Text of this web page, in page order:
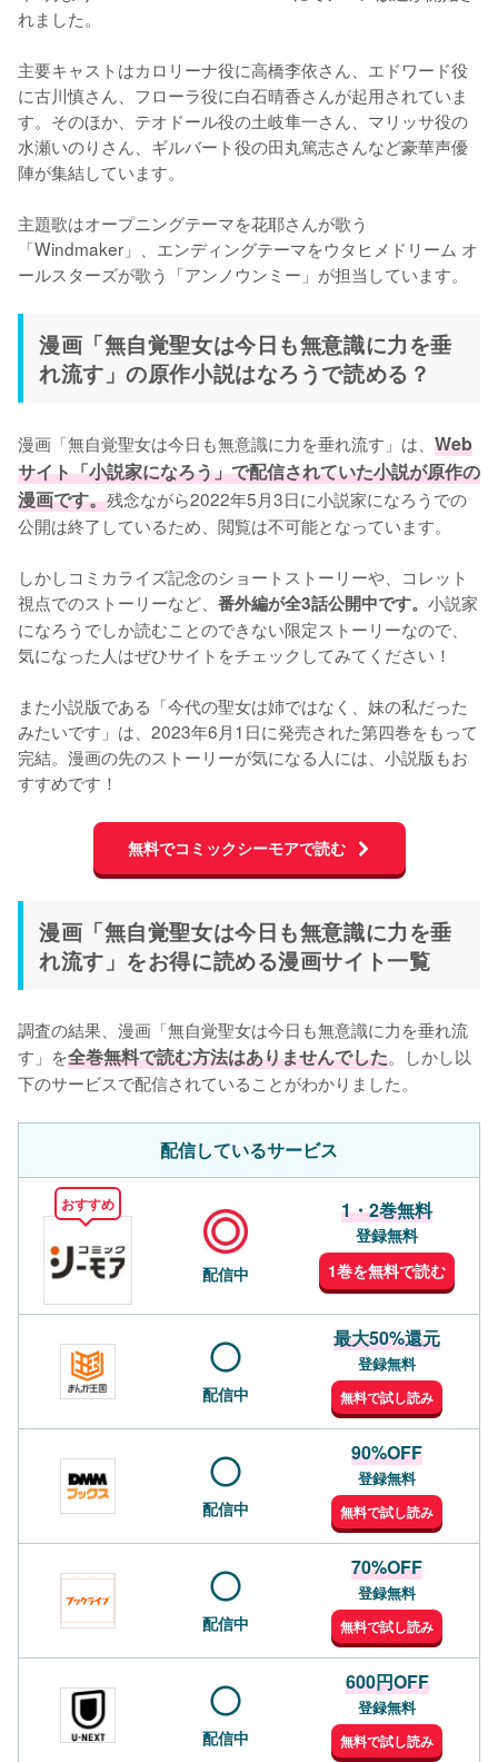
れました。
主要キャストはカロリーナ役に高橋李依さん、エドワード役
に古川慎さん、フローラ役に白石晴香さんが起用されていま
す。そのほか、テオドール役の土岐隼一さん、マリッサ役の
水瀬いのりさん、ギルバート役の田丸篤志さんなど豪華声優
陣が集結しています。
主題歌はオープニングテーマを花耶さんが歌う
「Windmaker」、エンディングテーマをウタヒメドリーム オ
ールスターズが歌う「アンノウンミー」が担当しています。
漫画「無自覚聖女は今日も無意識に力を垂
れ流す」の原作小説はなろうで読める？
漫画「無自覚聖女は今日も無意識に力を垂れ流す」は、 Web
サイト「小説家になろう」で配信されていた小説が原作の
漫画です。残念ながら2022年5月3日に小説家になろうでの
公開は終了しているため、閲覧は不可能となっています。
しかしコミカライズ記念のショートストーリーや、コレット
視点でのストーリーなど、 番外編が全3話公開中です。 小説家
になろうでしか読むことのできない限定ストーリーなので、
気になった人はぜひサイトをチェックしてみてください！
また小説版である「今代の聖女は姉ではなく、妹の私だった
みたいです」は、2023年6月1日に発売された第四巻をもって
完結。漫画の先のストーリーが気になる人には、小説版もお
すすめです！
無料でコミックシーモアで読む
漫画「無自覚聖女は今日も無意識に力を垂
れ流す」をお得に読める漫画サイト一覧
調査の結果、漫画「無自覚聖女は今日も無意識に力を垂れ流
す」を全巻無料で読む方法はありませんでした。しかし以
下のサービスで配信されていることがわかりました。
配信しているサービス
おすすめ
配信中
1・2巻無料
登録無料
1巻を無料で読む
配信中
最大50%還元
登録無料
無料で試し読み
配信中
90%OFF
登録無料
無料で試し読み
配信中
70%OFF
登録無料
無料で試し読み
配信中
600円OFF
登録無料
無料で試し読み